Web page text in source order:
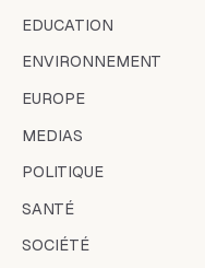
EDUCATION
ENVIRONNEMENT
EUROPE
MEDIAS
POLITIQUE
SANTÉ
SOCIÉTÉ